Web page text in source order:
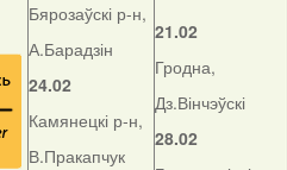
Бярозаўскі р-н,
А.Барадзін
24.02
Камянецкі р-н,
В.Пракапчук
21.02
Гродна,
Дз.Вінчэўскі
28.02